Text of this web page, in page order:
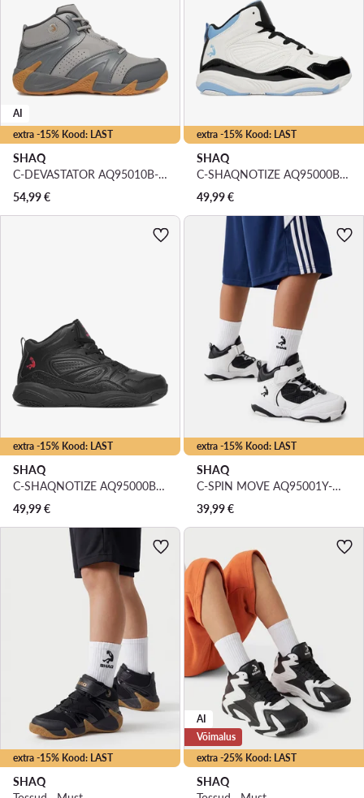
extra -15% Kood: LAST
AI
SHAQ
C-DEVASTATOR AQ95010B-V · Korvpallijalatsid
54,99€
extra -15% Kood: LAST
SHAQ
C-SHAQNOTIZE AQ95000B-WBL · Korvpallijalatsid
49,99€
extra -15% Kood: LAST
SHAQ
C-SHAQNOTIZE AQ95000B-B · Korvpallijalatsid
49,99€
extra -15% Kood: LAST
SHAQ
C-SPIN MOVE AQ95001Y-WZ · Korvpallijalatsid
39,99€
extra -15% Kood: LAST
SHAQ
extra -25% Kood: LAST
AI
Võimalus
SHAQ